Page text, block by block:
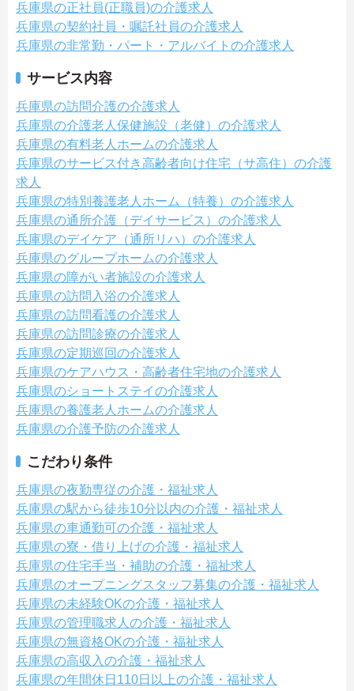
兵庫県の正社員(正職員)の介護求人
兵庫県の契約社員・嘱託社員の介護求人
兵庫県の非常勤・パート・アルバイトの介護求人
サービス内容
兵庫県の訪問介護の介護求人
兵庫県の介護老人保健施設（老健）の介護求人
兵庫県の有料老人ホームの介護求人
兵庫県のサービス付き高齢者向け住宅（サ高住）の介護
求人
兵庫県の特別養護老人ホーム（特養）の介護求人
兵庫県の通所介護（デイサービス）の介護求人
兵庫県のデイケア（通所リハ）の介護求人
兵庫県のグループホームの介護求人
兵庫県の障がい者施設の介護求人
兵庫県の訪問入浴の介護求人
兵庫県の訪問看護の介護求人
兵庫県の訪問診療の介護求人
兵庫県の定期巡回の介護求人
兵庫県のケアハウス・高齢者住宅地の介護求人
兵庫県のショートステイの介護求人
兵庫県の養護老人ホームの介護求人
兵庫県の介護予防の介護求人
こだわり条件
兵庫県の夜勤専従の介護・福祉求人
兵庫県の駅から徒歩10分以内の介護・福祉求人
兵庫県の車通勤可の介護・福祉求人
兵庫県の寮・借り上げの介護・福祉求人
兵庫県の住宅手当・補助の介護・福祉求人
兵庫県のオープニングスタッフ募集の介護・福祉求人
兵庫県の未経験OKの介護・福祉求人
兵庫県の管理職求人の介護・福祉求人
兵庫県の無資格OKの介護・福祉求人
兵庫県の高収入の介護・福祉求人
兵庫県の年間休日110日以上の介護・福祉求人